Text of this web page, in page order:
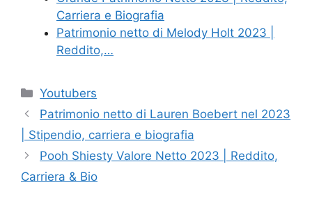
Carriera e Biografia
Patrimonio netto di Melody Holt 2023 |
Reddito,…
Categories
Youtubers
Patrimonio netto di Lauren Boebert nel 2023
| Stipendio, carriera e biografia
Pooh Shiesty Valore Netto 2023 | Reddito,
Carriera & Bio